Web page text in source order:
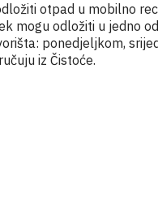
otpad u mobilno
mogu odložiti u jedno
ponedjeljkom,
iz Čistoće.